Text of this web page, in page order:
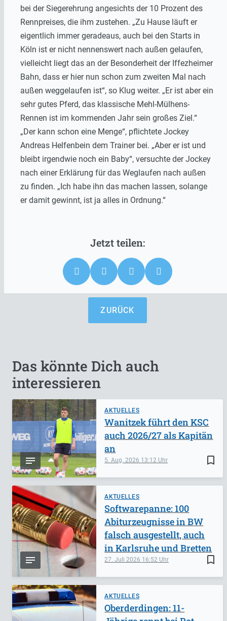
bei der Siegerehrung angesichts der 10 Prozent des
Rennpreises, die ihm zustehen. „Zu Hause läuft er
eigentlich immer geradeaus, auch bei den Starts in
Köln ist er nicht nennenswert nach außen gelaufen,
vielleicht liegt das an der Besonderheit der Iffezheimer
Bahn, dass er hier nun schon zum zweiten Mal nach
außen weggelaufen ist“, so Klug weiter. „Er ist aber ein
sehr gutes Pferd, das klassische Mehl-Mülhens-
Rennen ist im kommenden Jahr sein großes Ziel.“
„Der kann schon eine Menge“, pflichtete Jockey
Andreas Helfenbein dem Trainer bei. „Aber er ist und
bleibt irgendwie noch ein Baby“, versuchte der Jockey
nach einer Erklärung für das Weglaufen nach außen
zu finden. „Ich habe ihn das machen lassen, solange
er damit gewinnt, ist ja alles in Ordnung.“
ZURÜCK
Das könnte Dich auch
interessieren
AKTUELLES
bookmark_border
5. Aug. 2026 13:12
Wanitzek führt den KSC
auch 2026/27 als Kapitän
an
AKTUELLES
bookmark_border
27. Juli 2026 16:52
Softwarepanne: 100
Abiturzeugnisse in BW
falsch ausgestellt, auch
in Karlsruhe und Bretten
AKTUELLES
Oberderdingen: 11-